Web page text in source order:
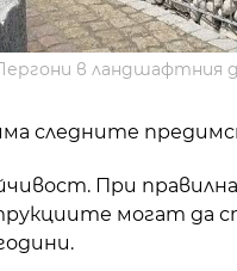
в ландшафтния
следните
При
могат да